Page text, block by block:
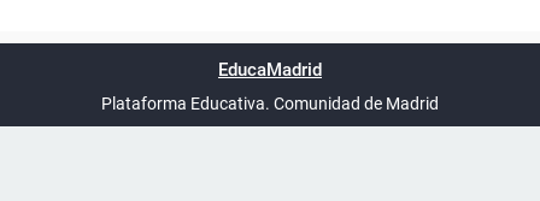
UTC+02:00
phpBB España
EducaMadrid
Plataforma Educativa. Comunidad de Madrid